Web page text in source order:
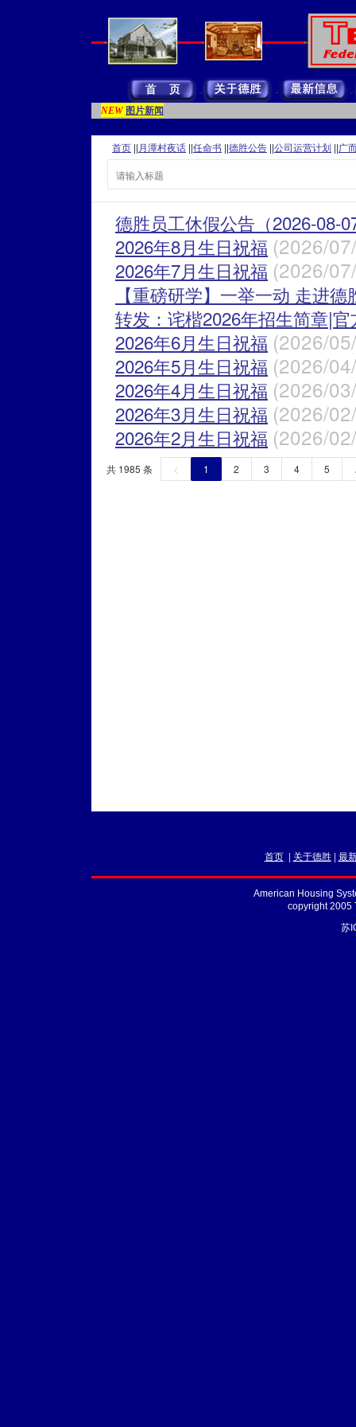
NEW 图片新闻
首页 ||月潭村夜话 ||任命书 ||德胜公告 ||公司运营计划 ||广
德胜员工休假公告（2026-08-
2026年8月生日祝福 (2026/
2026年7月生日祝福 (2026/
【重磅研学】一举一动 走进德
转发：诧楷2026年招生简章|
2026年6月生日祝福 (2026/
2026年5月生日祝福 (2026/
2026年4月生日祝福 (2026/
2026年3月生日祝福 (2026/
2026年2月生日祝福 (2026/
共 1985 条 < 1 2 3 4 5
首页 | 关于德胜| 最
American Housing
copyright 2005
苏